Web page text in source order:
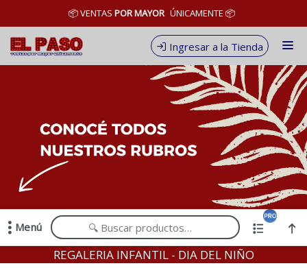
Comprá online productos de en EL PASO MAYORISTA
📦 VENTAS POR MAYOR ÚNICAMENTE 📦
Ingresar a la Tienda
CONDICIONES DE VENTA
CONTACTO
Menú
Comprá online productos de en EL PASO MAYORISTA
REGALERIA INFANTIL - DIA DEL NIÑO